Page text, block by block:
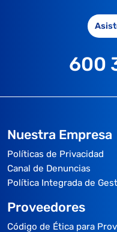
600
Nuestra Empresa
Políticas de Privacidad
Canal de Denuncias
Política Integrada de
Proveedores
Código de Ética para